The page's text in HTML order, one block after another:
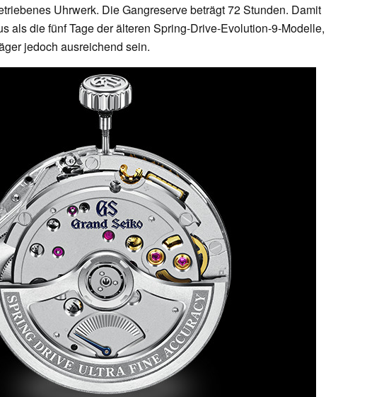
Uhrwerk. Die Gangreserve beträgt 72 Stunden. Damit
als die fünf Tage der älteren Spring-Drive-Evolution-9-Modelle,
jedoch ausreichend sein.